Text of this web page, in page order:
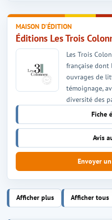
MAISON D'ÉDITION
Éditions Les Trois
Les Trois
française
ouvrages de
témoignage,
diversité des
Fiche
Avis
Envoyer
Afficher plus Afficher tous